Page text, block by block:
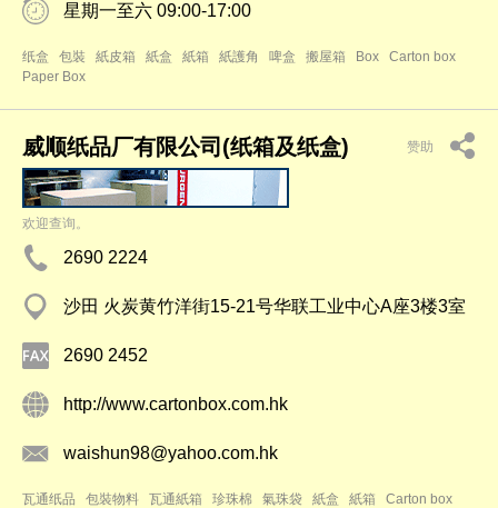
星期一至六 09:00-17:00
纸盒 包裝 紙皮箱 紙盒 紙箱 紙護角 啤盒 搬屋箱 Box
Carton box
Paper Box
威顺纸品厂有限公司(纸箱及纸盒) 赞助
欢迎查询。
2690 2224
沙田 火炭黄竹洋街15-21号华联工业中心A座3楼3室
2690 2452
http://www.cartonbox.com.hk
waishun98@yahoo.com.hk
瓦通纸品 包裝物料 瓦通紙箱 珍珠棉 氣珠袋 紙盒 紙箱
Carton box